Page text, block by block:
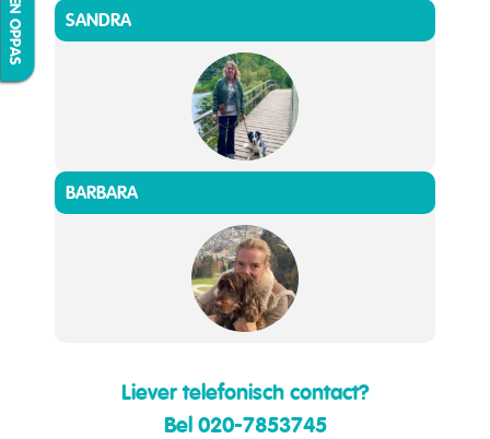
SANDRA
BARBARA
Liever telefonisch contact?
Bel 020-7853745